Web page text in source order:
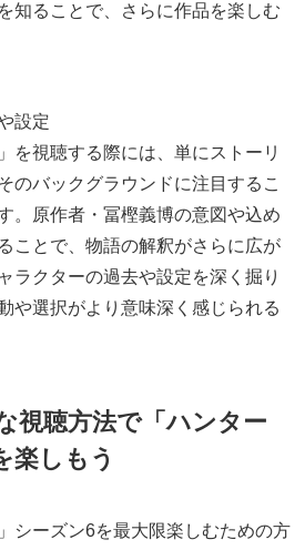
知ることで、さらに作品を楽しむ
設定
を視聴する際には、単にストーリ
のバックグラウンドに注目するこ
。原作者・冨樫義博の意図や込め
ことで、物語の解釈がさらに広が
ラクターの過去や設定を深く掘り
や選択がより意味深く感じられる
視聴方法で「ハンター
楽しもう
シーズン6を最大限楽しむための方